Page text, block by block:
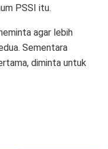
PSSI itu.
agar lebih
Sementara
diminta untuk